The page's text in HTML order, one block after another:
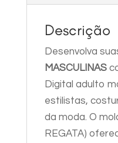
quantidade
Descrição
Desenvolva
MASCULINAS
Digital adulto
estilistas,
da moda. O
REGATA)